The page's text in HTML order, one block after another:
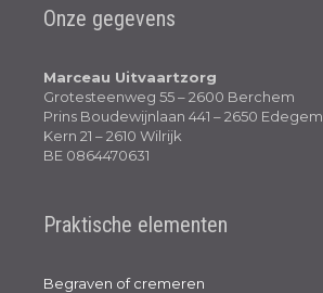
Onze gegevens
Marceau Uitvaartzorg
Grotesteenweg 55 – 2600 Berchem
Prins Boudewijnlaan 441 – 2650 Edegem
Kern 21 – 2610 Wilrijk
BE 0864470631
Praktische elementen
Begraven of cremeren